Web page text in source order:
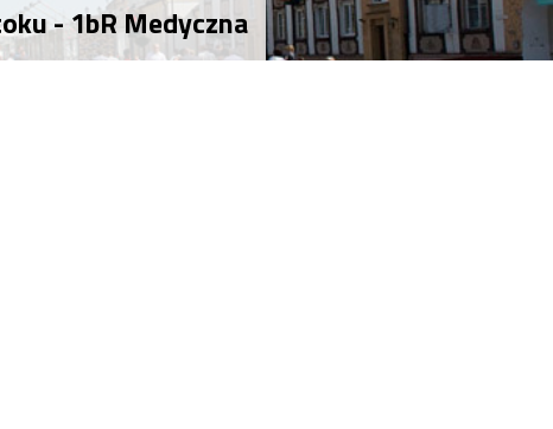
- 1bR Medyczna